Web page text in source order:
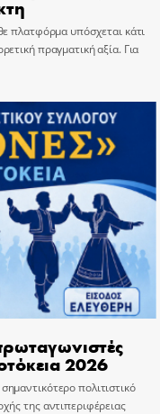
πλατφόρμα υπόσχεται κάτι
πραγματική αξία. Για
2026
πολιτιστικό
της αντιπεριφέρειας